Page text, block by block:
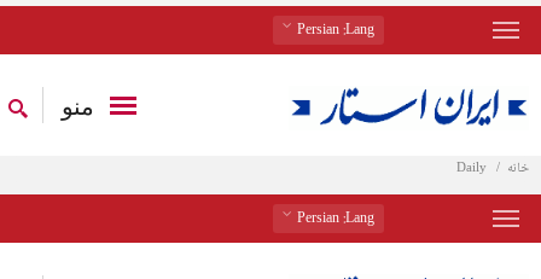
Lang
: Persian
منو
خانه Daily
Lang
: Persian